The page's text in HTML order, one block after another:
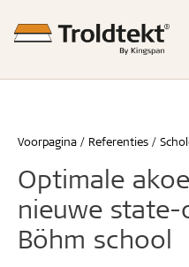
Voorpagina Referenties
Optimale
nieuwe
Böhm school